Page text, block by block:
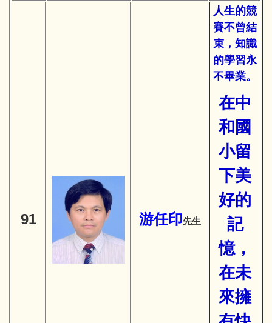
91 游任印先生
人生的競
賽不曾結
束，知識
的學習永
不畢業。
在中
和國
小留
下美
好的
記
憶，
在未
來擁